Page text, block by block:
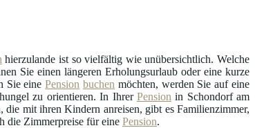
hierzulande ist so vielfältig wie unübersichtlich. Welche
Sie einen längeren Erholungsurlaub oder eine kurze
Sie einePension buchen möchten, werden Sie auf eine
zu orientieren. In Ihrer Pension in Schondorf am
mit ihren Kindern anreisen, gibt es Familienzimmer,
die Zimmerpreise für eine Pension.